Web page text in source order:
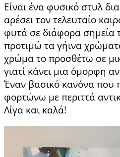
Είναι ένα φυσικό στυλ
αρέσει τον τελευταίο
φυτά σε διάφορα σημεία
προτιμώ τα γήινα
χρώμα το προσθέτω σε
γιατί κάνει μια όμορφη
Έναν βασικό κανόνα που
φορτώνω με περιττά
Λίγα και καλά!